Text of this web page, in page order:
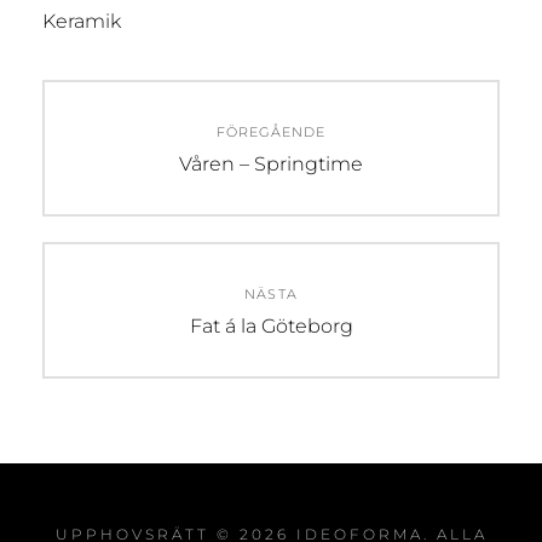
Keramik
FÖREGÅENDE
Föregående
Våren – Springtime
NÄSTA
Nästa
Fat á la Göteborg
UPPHOVSRÄTT © 2026 IDEOFORMA. ALLA